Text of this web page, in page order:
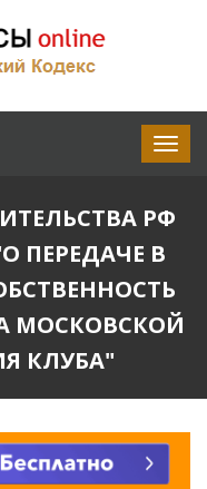
РФ
ПЕРЕДАЧЕ В
МОСКОВСКОЙ
КЛУБА"